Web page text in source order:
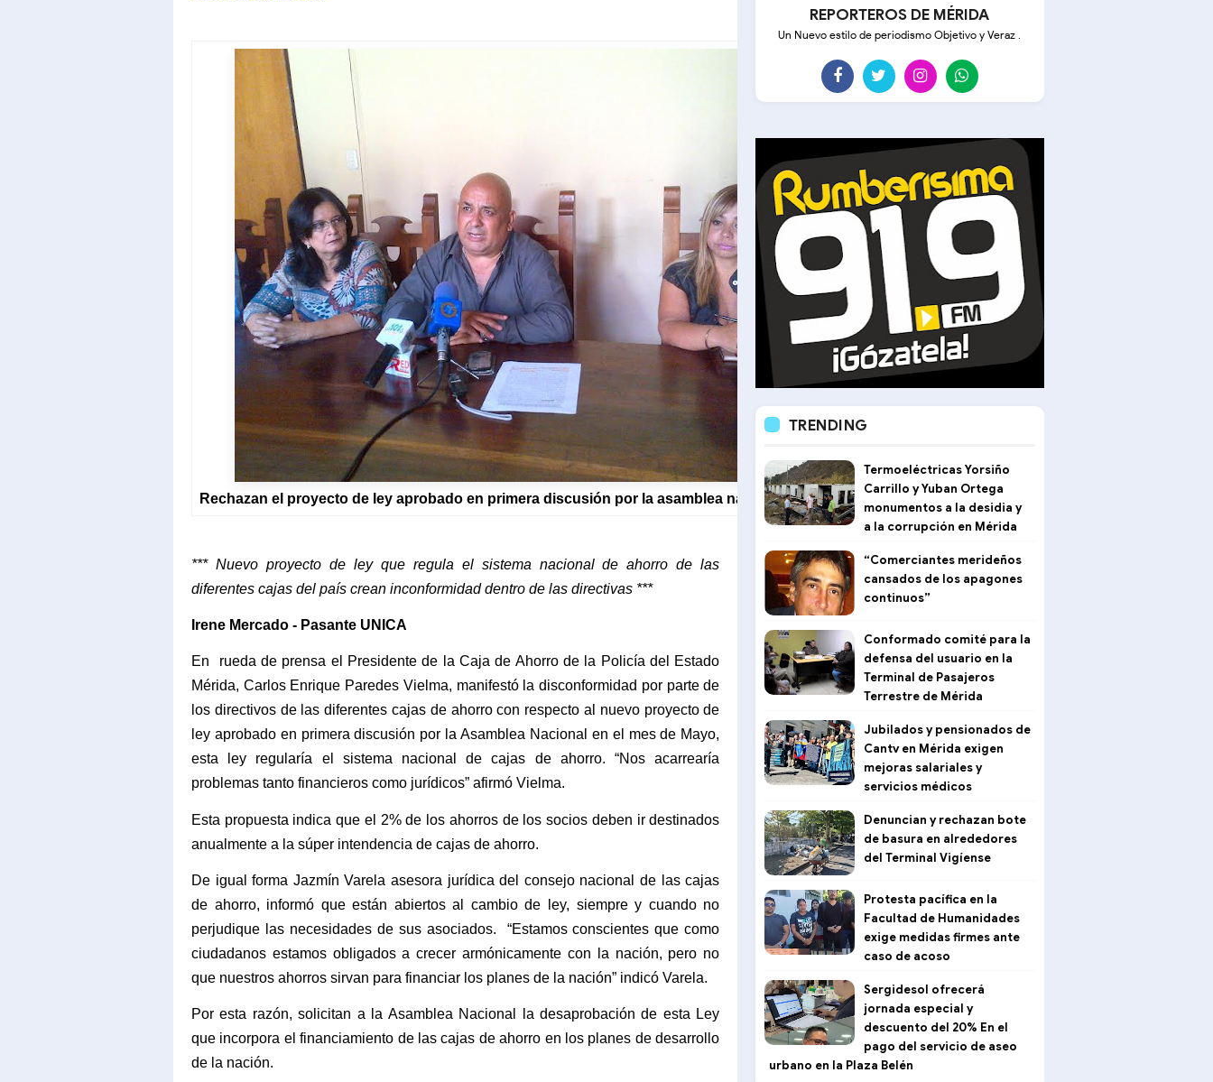
Rechazan el proyecto de ley aprobado en primera discusión por la asamblea nacional en mayo
*** Nuevo proyecto de ley que regula el sistema nacional de ahorro de las
diferentes cajas del país crean inconformidad dentro de las directivas ***
Irene Mercado - Pasante UNICA
En
rueda de prensa el Presidente de la Caja de Ahorro de la Policía del Estado
Mérida, Carlos Enrique Paredes Vielma, manifestó la disconformidad por parte de
los directivos de las diferentes cajas de ahorro con respecto al nuevo proyecto de
ley aprobado en primera discusión por la Asamblea Nacional en el mes de Mayo,
esta ley regularía el sistema nacional de cajas de ahorro. “Nos acarrearía
problemas tanto financieros como jurídicos” afirmó Vielma.
Esta propuesta indica que el 2% de los ahorros de los socios deben ir destinados
anualmente a la súper intendencia de cajas de ahorro.
De igual forma Jazmín Varela asesora jurídica del consejo nacional de las cajas
de ahorro, informó que están abiertos al cambio de ley, siempre y cuando no
perjudique las necesidades de sus asociados.
“Estamos conscientes que como
ciudadanos estamos obligados a crecer armónicamente con la nación, pero no
que nuestros ahorros sirvan para financiar los planes de la nación” indicó Varela.
Por esta razón, solicitan a la Asamblea Nacional la desaprobación de esta Ley
que incorpora el financiamiento de las cajas de ahorro en los planes de desarrollo
de la nación.
REPORTEROS DE MÉRIDA
Un Nuevo estilo de periodismo Objetivo y Veraz .
TRENDING
Termoeléctricas Yorsiño
Carrillo y Yuban Ortega
monumentos a la desidia y
a la corrupción en Mérida
“Comerciantes merideños
cansados de los apagones
continuos”
Conformado comité para la
defensa del usuario en la
Terminal de Pasajeros
Terrestre de Mérida
Jubilados y pensionados de
Cantv en Mérida exigen
mejoras salariales y
servicios médicos
Denuncian y rechazan bote
de basura en alrededores
del Terminal Vigíense
Protesta pacífica en la
Facultad de Humanidades
exige medidas firmes ante
caso de acoso
Sergidesol ofrecerá
jornada especial y
descuento del 20% En el
pago del servicio de aseo
urbano en la Plaza Belén